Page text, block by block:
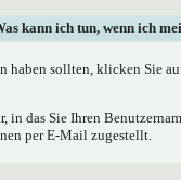
kann ich tun, wenn ich
haben sollten, klicken Sie
in das Sie Ihren
per E-Mail zugestellt.